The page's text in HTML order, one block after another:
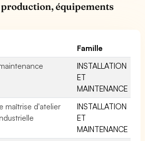
équipements
Famille
INSTALLATION
ET
MAINTENANCE
maîtrise d'atelier
INSTALLATION
ET
MAINTENANCE